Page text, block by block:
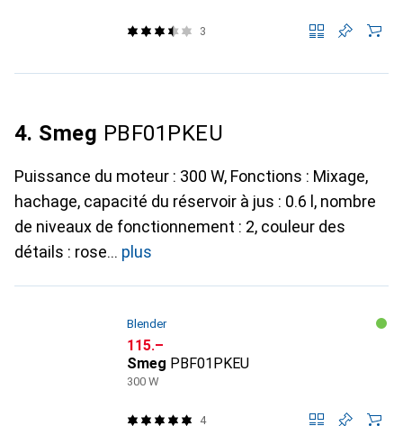
3
4. Smeg PBF01PKEU
Puissance du moteur : 300 W, Fonctions : Mixage,
hachage, capacité du réservoir à jus : 0.6 l, nombre
de niveaux de fonctionnement : 2, couleur des
détails : rose
plus
Blender
CHF
115.–
Smeg PBF01PKEU
300 W
4